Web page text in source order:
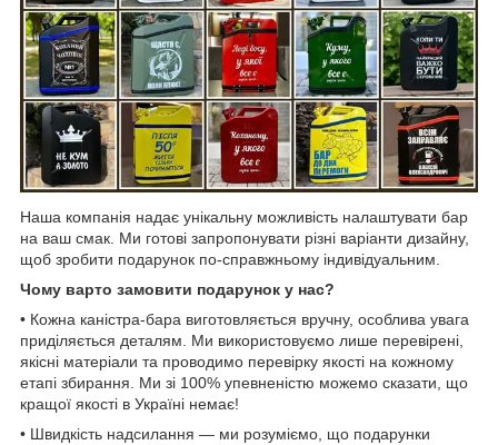
Наша компанія надає унікальну можливість налаштувати бар
на ваш смак. Ми готові запропонувати різні варіанти дизайну,
щоб зробити подарунок по-справжньому індивідуальним.
Чому варто замовити подарунок у нас?
• Кожна каністра-бара виготовляється вручну, особлива увага
приділяється деталям. Ми використовуємо лише перевірені,
якісні матеріали та проводимо перевірку якості на кожному
етапі збирання. Ми зі 100% упевненістю можемо сказати, що
кращої якості в Україні немає!
• Швидкість надсилання — ми розуміємо, що подарунки